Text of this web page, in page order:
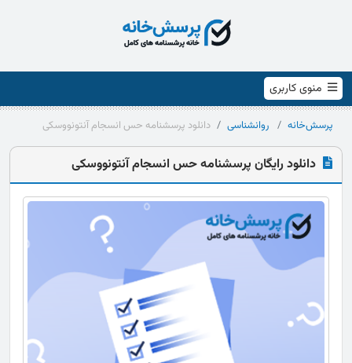
منوی کاربری
پرسش‌خانه روانشناسی دانلود پرسشنامه حس انسجام آنتونووسکی
دانلود رایگان پرسشنامه حس انسجام آنتونووسکی